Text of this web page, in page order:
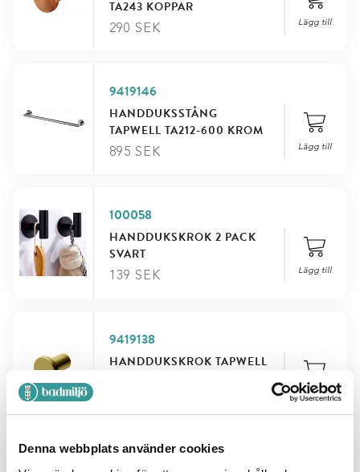
Denna webbplats använder cookies
TA243 KOPPAR
290 SEK Lägg till
9419146
HANDDUKSSTÅNG
TAPWELL TA212-600 KROM
895 SEK Lägg till
100058
HANDDUKSKROK 2 PACK
SVART
139 SEK Lägg till
9419138
HANDDUKSKROK TAPWELL
Lägg till